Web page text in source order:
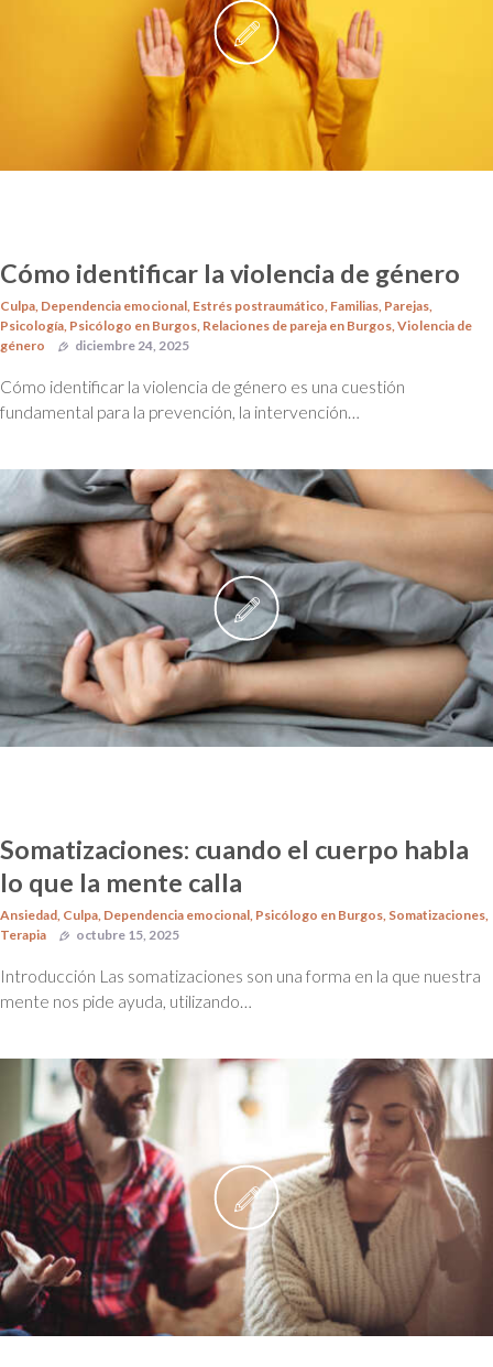
Cómo identificar la violencia de género
Culpa, Dependencia emocional, Estrés postraumático, Familias, Parejas,
Psicología, Psicólogo en Burgos, Relaciones de pareja en Burgos,Violencia de
género
diciembre 24, 2025
Cómo identificar la violencia de género es una cuestión
fundamental para la prevención, la intervención…
Somatizaciones: cuando el cuerpo habla
lo que la mente calla
Ansiedad, Culpa, Dependencia emocional, Psicólogo en Burgos, Somatizaciones,
Terapia
octubre 15, 2025
Introducción Las somatizaciones son una forma en la que nuestra
mente nos pide ayuda, utilizando…